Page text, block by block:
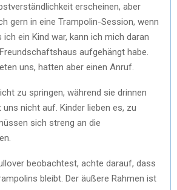
erscheinen, aber
gern in eine Trampolin-Session, wenn
ein Kind war, kann ich mich daran
aufgehängt habe.
uns, hatten aber einen Anruf.
zu springen, während sie drinnen
nicht auf. Kinder lieben es, zu
sich streng an die
beobachtest, achte darauf, dass
bleibt. Der äußere Rahmen ist